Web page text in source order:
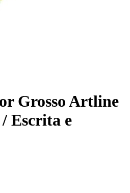
Grosso Artline
Escrita e